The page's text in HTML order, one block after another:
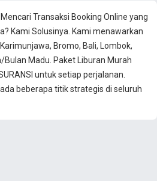
Transaksi Booking Online yang
Kami Solusinya. Kami menawarkan
Bromo, Bali, Lombok,
Madu. Paket Liburan Murah
untuk setiap perjalanan.
beberapa titik strategis di seluruh